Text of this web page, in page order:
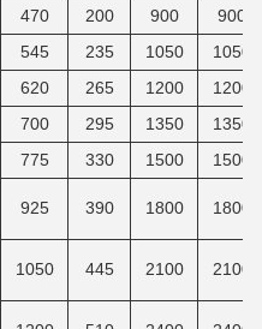
470 200 900
900
545 235 1050
1050
620 265 1200
1200
700 295 1350
1350
775 330 1500 1500
925 390 1800 1800
1050 445 2100 2100